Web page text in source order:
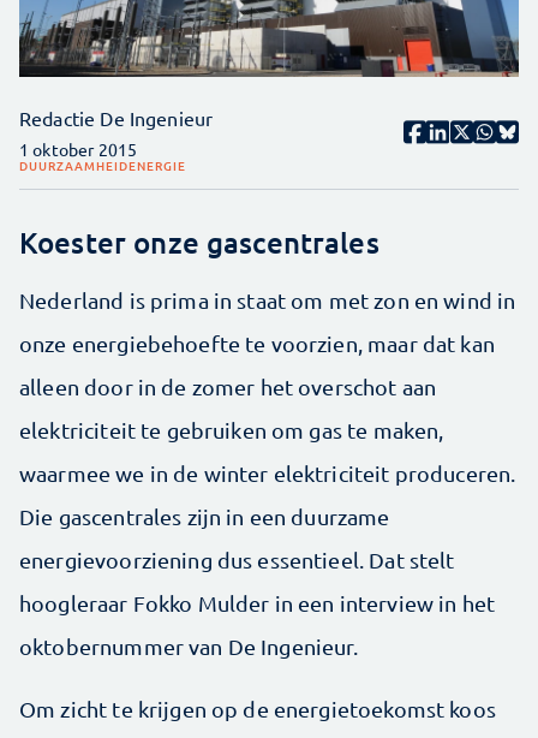
Redactie De Ingenieur
1 oktober 2015
DUURZAAMHEIDENERGIE
Koester onze gascentrales
Nederland is prima in staat om met zon en wind in
onze energiebehoefte te voorzien, maar dat kan
alleen door in de zomer het overschot aan
elektriciteit te gebruiken om gas te maken,
waarmee we in de winter elektriciteit produceren.
Die gascentrales zijn in een duurzame
energievoorziening dus essentieel. Dat stelt
hoogleraar Fokko Mulder in een interview in het
oktobernummer van De Ingenieur.
Om zicht te krijgen op de energietoekomst koos